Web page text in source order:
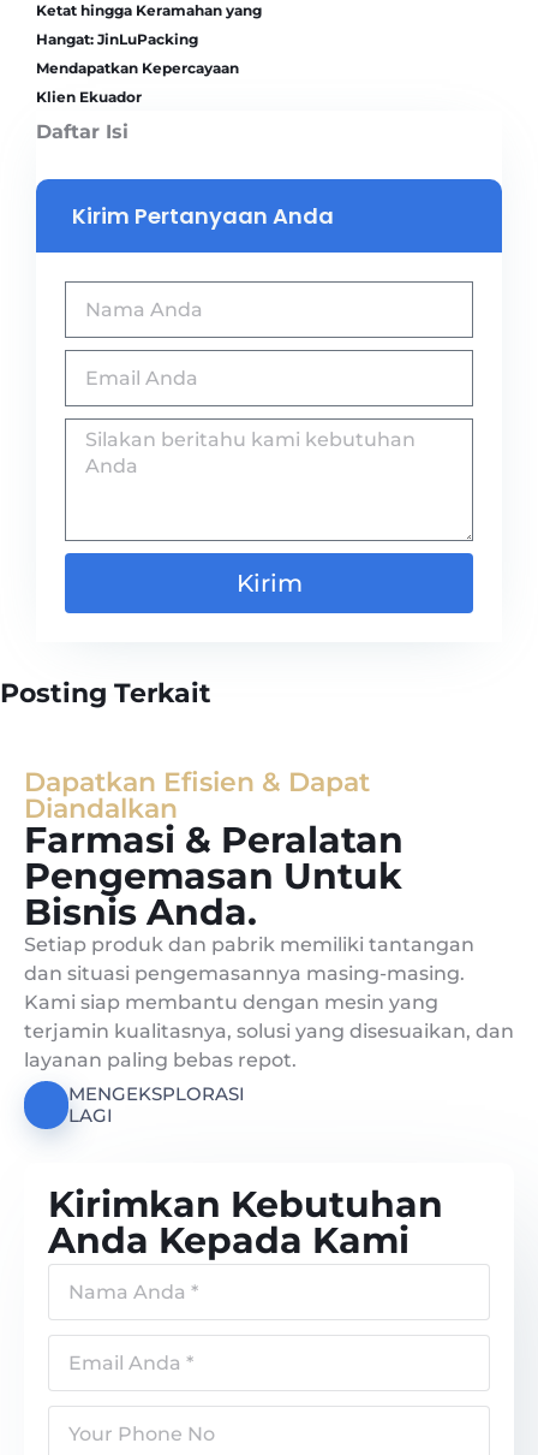
Ketat hingga Keramahan yang
Hangat: JinLuPacking
Mendapatkan Kepercayaan
Klien Ekuador
Daftar Isi
Kirim Pertanyaan Anda
Kirim
Posting Terkait
Dapatkan Efisien & Dapat
Diandalkan
Farmasi & Peralatan
Pengemasan Untuk
Bisnis Anda.
Setiap produk dan pabrik memiliki tantangan
dan situasi pengemasannya masing-masing.
Kami siap membantu dengan mesin yang
terjamin kualitasnya, solusi yang disesuaikan, dan
layanan paling bebas repot.
MENGEKSPLORASI
LAGI
Kirimkan Kebutuhan
Anda Kepada Kami